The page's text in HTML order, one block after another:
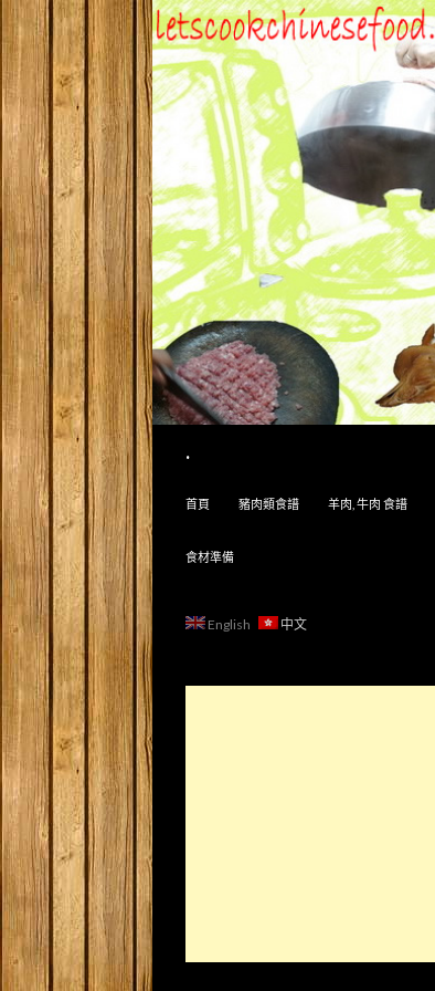
.
首頁
豬肉類食譜 羊肉, 牛肉 食譜
食材準備
English 中文